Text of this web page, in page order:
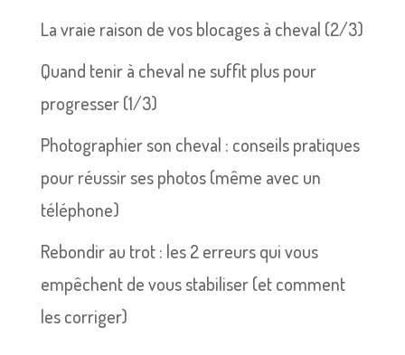
La vraie raison de vos blocages à cheval (2/3)
Quand tenir à cheval ne suffit plus pour
progresser (1/3)
Photographier son cheval : conseils pratiques
pour réussir ses photos (même avec un
téléphone)
Rebondir au trot : les 2 erreurs qui vous
empêchent de vous stabiliser (et comment
les corriger)